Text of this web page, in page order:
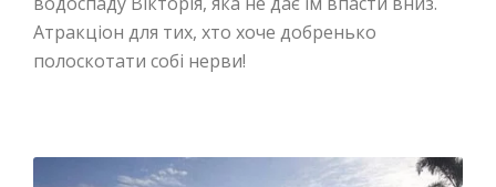
Атракціон для тих, хто хоче добренько
полоскотати собі нерви!